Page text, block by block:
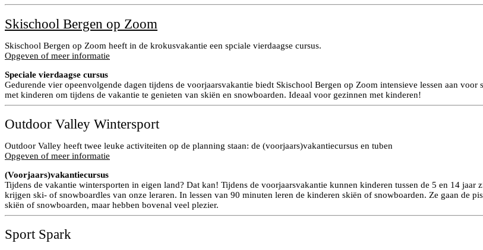
Skischool Bergen op Zoom
Skischool Bergen op Zoom heeft in de krokusvakantie een spciale vierdaagse cursus.
Opgeven of meer informatie
Speciale vierdaagse cursus
Gedurende vier opeenvolgende dagen tijdens de voorjaarsvakantie biedt Skischool Bergen op Zoom intensieve lessen aan
met kinderen om tijdens de vakantie te genieten van skiën en snowboarden. Ideaal voor gezinnen met kinderen!
Outdoor Valley Wintersport
Outdoor Valley heeft twee leuke activiteiten op de planning staan: de (voorjaars)vakantiecursus en tuben
Opgeven of meer informatie
(Voorjaars)vakantiecursus
Tijdens de vakantie wintersporten in eigen land? Dat kan! Tijdens de voorjaarsvakantie kunnen kinderen tussen de 5 en 14
krijgen ski- of snowboardles van onze leraren. In lessen van 90 minuten leren de kinderen skiën of snowboarden. Ze gaan de
skiën of snowboarden, maar hebben bovenal veel plezier.
Sport Spark